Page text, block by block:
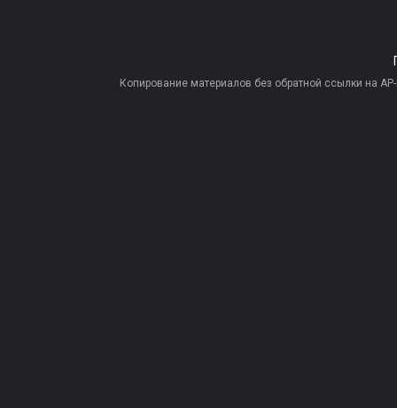
Копирование материалов без обратной ссылки на